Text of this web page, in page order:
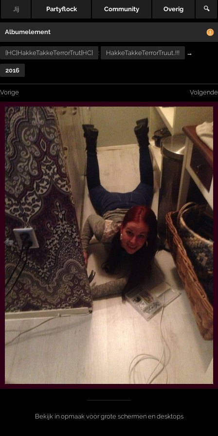
Jij Partyflock Community Overig 🔍
Albumelement
{HC}HakkeTakkeTerrorTrut{HC} : HakkeTakkeTerrorTruut..!!! →
2016
Vorige Volgende
Bekijk in opmaak voor grote schermen en desktops